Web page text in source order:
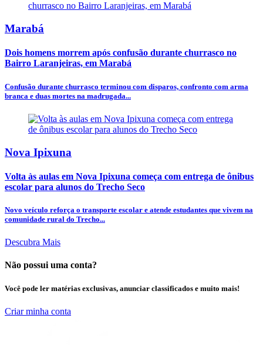
Marabá
Dois homens morrem após confusão durante churrasco no
Bairro Laranjeiras, em Marabá
Confusão durante churrasco terminou com disparos, confronto com arma
branca e duas mortes na madrugada...
Nova Ipixuna
Volta às aulas em Nova Ipixuna começa com entrega de ônibus
escolar para alunos do Trecho Seco
Novo veículo reforça o transporte escolar e atende estudantes que vivem na
comunidade rural do Trecho...
Descubra Mais
Não possui uma conta?
Você pode ler matérias exclusivas, anunciar classificados e muito mais!
Criar minha conta